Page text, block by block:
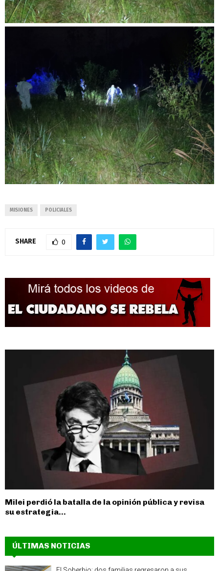
MISIONES POLICIALES
SHARE 0
Milei perdió la batalla de la opinión pública y revisa
su estrategia...
ÚLTIMAS NOTICIAS